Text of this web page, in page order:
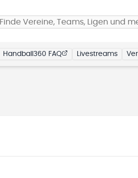
Finde Vereine, Teams, Ligen und
Handball360 FAQ Livestreams